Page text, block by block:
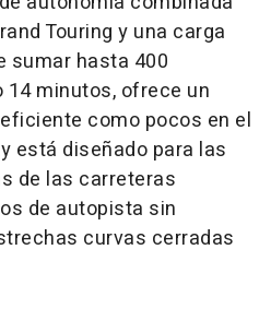
Touring y una carga
sumar hasta 400
minutos, ofrece un
como pocos en el
está diseñado para las
de las carreteras
de autopista sin
curvas cerradas